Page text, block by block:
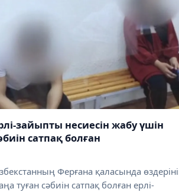
зайыпты несиесін жабу үшін
сатпақ болған
Ферғана қаласында
туған сәбиін сатпақ болған ерлі-